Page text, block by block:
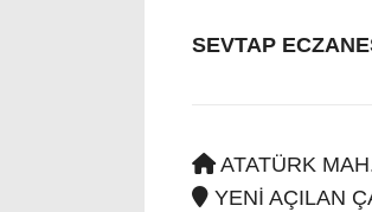
SEVTAP
ATATÜRK
YENİ AÇILAN